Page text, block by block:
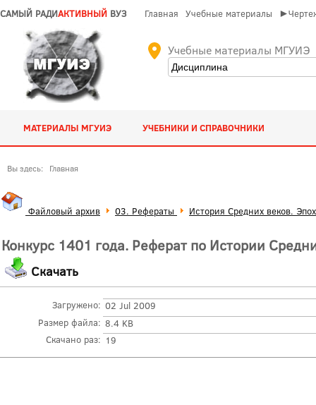
САМЫЙ РАДИАКТИВНЫЙ ВУЗ Главная Учебные материалы
Учебные материалы МГУИЭ
МАТЕРИАЛЫ МГУИЭ УЧЕБНИКИ И СПРАВОЧНИКИ
Вы здесь: Главная
Файловый архив 03. Рефераты История Средних веков.
Конкурс 1401 года. Реферат по Истории
Скачать
Загружено: 02 Jul 2009
Размер файла: 8.4 KB
Скачано раз: 19